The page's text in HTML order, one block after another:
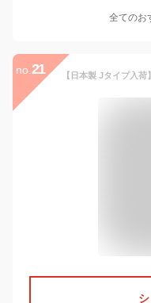
全てのお
no. 21